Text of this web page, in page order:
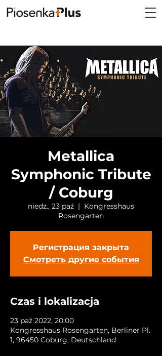
Metallica
Symphonic Tribute
/ Coburg
niedz., 23 paź
  |
Kongresshaus
Rosengarten
Регистрация закрыта
Смотреть другие события
Czas i lokalizacja
23 paź 2022, 20:00
Kongresshaus Rosengarten, Berliner Pl.
1, 96450 Coburg, Deutschland